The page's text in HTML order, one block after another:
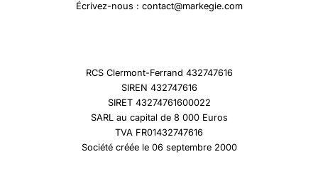
Écrivez-nous : contact@markegie.com
RCS Clermont-Ferrand 432747616
SIREN 432747616
SIRET 43274761600022
SARL au capital de 8 000 Euros
TVA FR01432747616
Société créée le 06 septembre 2000